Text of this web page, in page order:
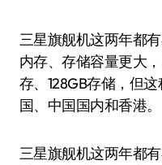
三星旗舰机这两年都有额外推出“皇帝版”的传统，即
内存、存储容量更大
存、128GB存储，但
国、中国国内和香港。
三星旗舰机这两年都